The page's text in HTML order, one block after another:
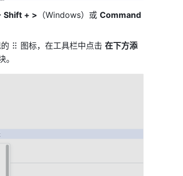
Shift + > （Windows）或 Command
图标，在工具栏中点击 在下方添